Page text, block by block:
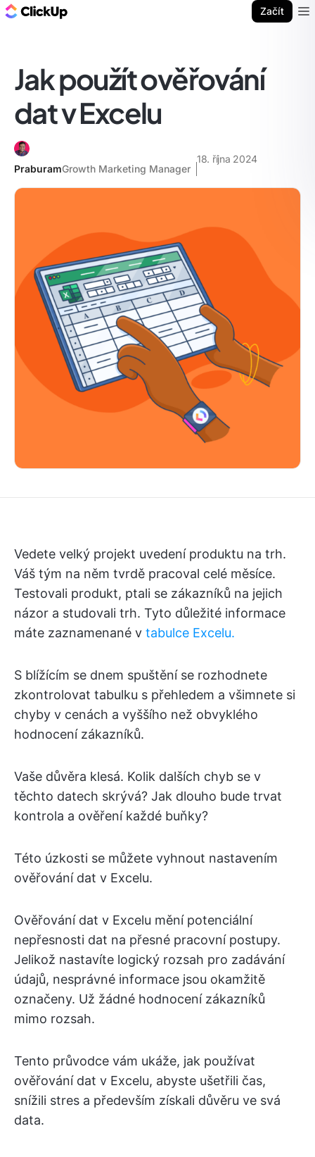
Začít
Jak použít ověřování
dat v Excelu
PraburamGrowth Marketing Manager
18. října 2024
Vedete velký projekt uvedení produktu na trh.
Váš tým na něm tvrdě pracoval celé měsíce.
Testovali produkt, ptali se zákazníků na jejich
názor a studovali trh. Tyto důležité informace
máte zaznamenané v tabulce Excelu.
S blížícím se dnem spuštění se rozhodnete
zkontrolovat tabulku s přehledem a všimnete si
chyby v cenách a vyššího než obvyklého
hodnocení zákazníků.
Vaše důvěra klesá. Kolik dalších chyb se v
těchto datech skrývá? Jak dlouho bude trvat
kontrola a ověření každé buňky?
Této úzkosti se můžete vyhnout nastavením
ověřování dat v Excelu.
Ověřování dat v Excelu mění potenciální
nepřesnosti dat na přesné pracovní postupy.
Jelikož nastavíte logický rozsah pro zadávání
údajů, nesprávné informace jsou okamžitě
označeny. Už žádné hodnocení zákazníků
mimo rozsah.
Tento průvodce vám ukáže, jak používat
ověřování dat v Excelu, abyste ušetřili čas,
snížili stres a především získali důvěru ve svá
data.